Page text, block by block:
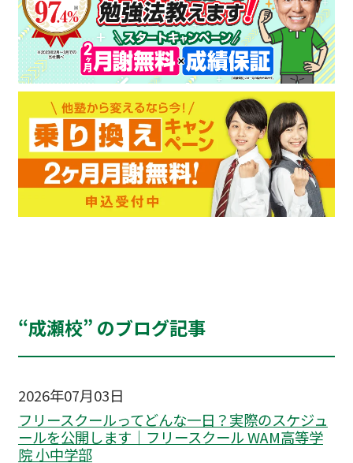
“成瀬校” のブログ記事
2026年07月03日
フリースクールってどんな一日？実際のスケジュ
ールを公開します｜フリースクール WAM高等学
院 小中学部